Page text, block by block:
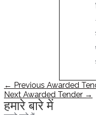
पोस्ट
नेविगेशन
← Previous Awarded
Next Awarded Tender →
हमारे बारे में